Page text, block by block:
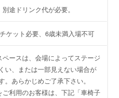
途ドリンク代が必要。
ケット必要、6歳未満入場不可
ペースは、会場によってステージ
い、または一部見えない場合が
。あらかじめご了承下さい。
ご利用のお客様は、下記「車椅子